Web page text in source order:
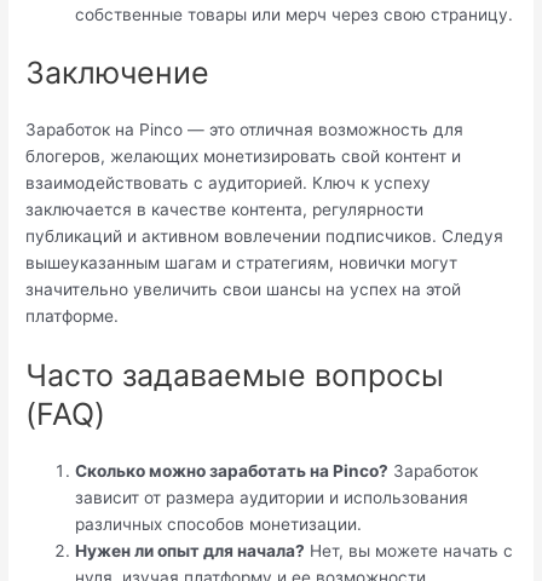
собственные товары или мерч через свою страницу.
Заключение
Заработок на Pinco — это отличная возможность для
блогеров, желающих монетизировать свой контент и
взаимодействовать с аудиторией. Ключ к успеху
заключается в качестве контента, регулярности
публикаций и активном вовлечении подписчиков. Следуя
вышеуказанным шагам и стратегиям, новички могут
значительно увеличить свои шансы на успех на этой
платформе.
Часто задаваемые вопросы
(FAQ)
Сколько можно заработать на Pinco? Заработок
зависит от размера аудитории и использования
различных способов монетизации.
Нужен ли опыт для начала? Нет, вы можете начать с
нуля, изучая платформу и ее возможности.